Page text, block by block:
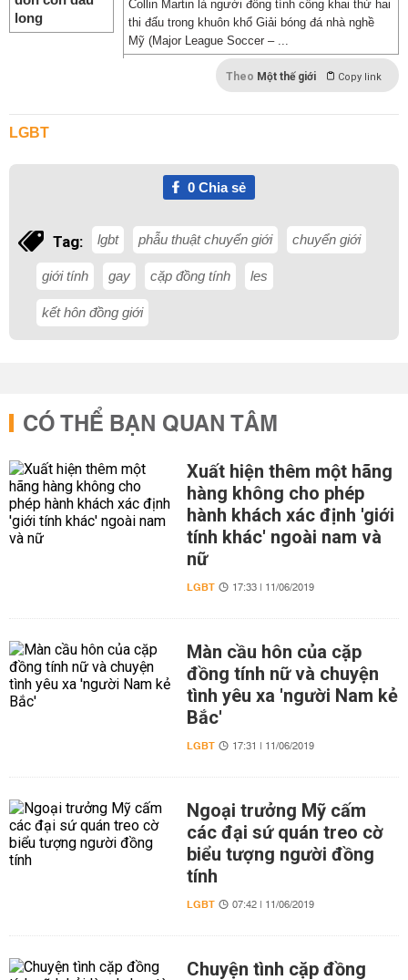
Collin Martin là người đồng tính công khai thứ hai
thi đấu trong khuôn khổ Giải bóng đá nhà nghề
Mỹ (Major League Soccer – ...
Theo Một thế giới Copy link
LGBT
0Chia sẻ
Tag: lgbt phẫu thuật chuyển giới chuyển giới
giới tính gay cặp đồng tính les
kết hôn đồng giới
CÓ THỂ BẠN QUAN TÂM
Xuất hiện thêm một hãng
hàng không cho phép
hành khách xác định 'giới
tính khác' ngoài nam và
nữ
LGBT 17:33 | 11/06/2019
Màn cầu hôn của cặp
đồng tính nữ và chuyện
tình yêu xa 'người Nam kẻ
Bắc'
LGBT 17:31 | 11/06/2019
Ngoại trưởng Mỹ cấm
các đại sứ quán treo cờ
biểu tượng người đồng
tính
LGBT 07:42 | 11/06/2019
Chuyện tình cặp đồng